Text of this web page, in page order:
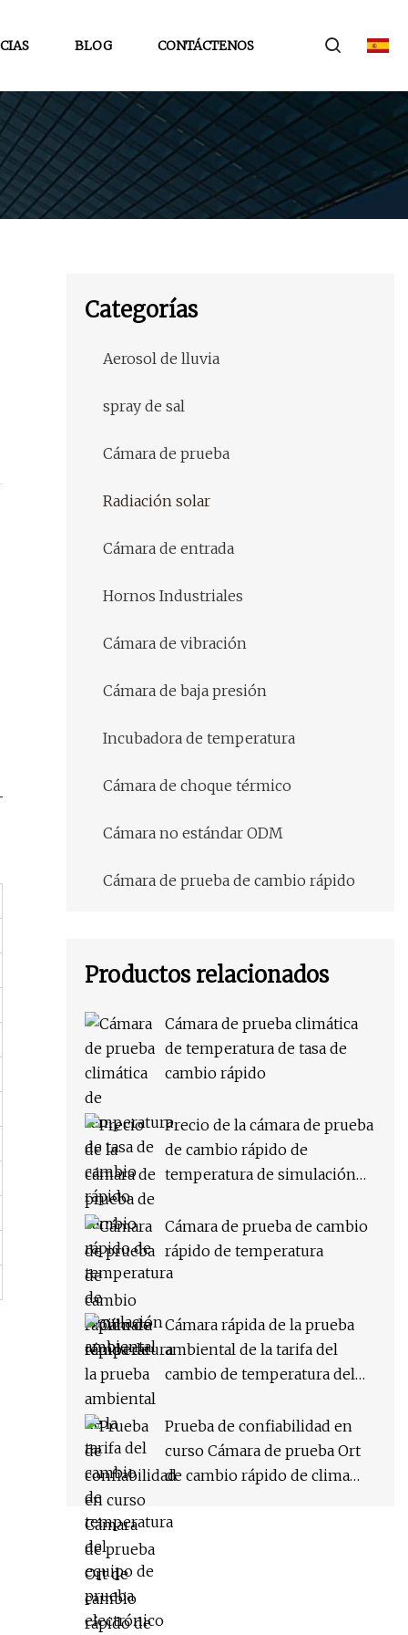
BLOG CONTÁCTENOS
Categorías
Aerosol de lluvia
spray de sal
Cámara de prueba
Radiación solar
Cámara de entrada
Hornos Industriales
Cámara de vibración
Cámara de baja presión
Incubadora de temperatura
Cámara de choque térmico
Cámara no estándar ODM
Cámara de prueba de cambio rápido
Productos relacionados
Cámara de prueba climática
de temperatura de tasa de
cambio rápido
Precio de la cámara de prueba
de cambio rápido de
temperatura de simulación
Cámara de prueba de cambio
rápido de temperatura
Cámara rápida de la prueba
ambiental de la tarifa del
cambio de temperatura del
Prueba de confiabilidad en
curso Cámara de prueba Ort
de cambio rápido de clima